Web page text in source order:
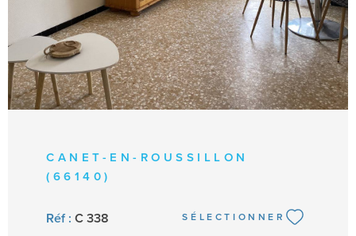
CANET-EN-ROUSSILLON
(66140)
Réf : C 338 SÉLECTIONNER